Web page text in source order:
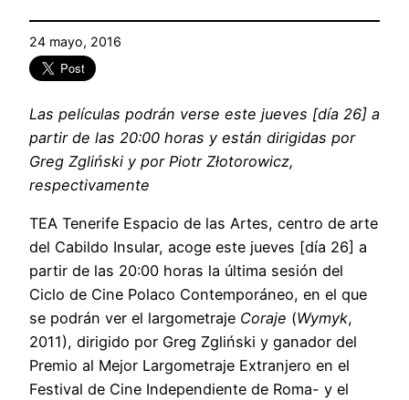
24 mayo, 2016
Las películas podrán verse este jueves [día 26] a
partir de las 20:00 horas y están dirigidas por
Greg Zgliński y por Piotr Złotorowicz,
respectivamente
TEA Tenerife Espacio de las Artes, centro de arte
del Cabildo Insular, acoge este jueves [día 26] a
partir de las 20:00 horas la última sesión del
Ciclo de Cine Polaco Contemporáneo, en el que
se podrán ver el largometraje Coraje (Wymyk,
2011), dirigido por Greg Zgliński y ganador del
Premio al Mejor Largometraje Extranjero en el
Festival de Cine Independiente de Roma- y el